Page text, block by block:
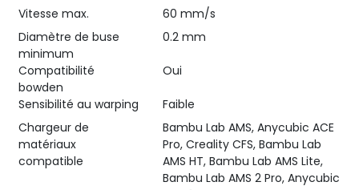
Vitesse max.
60 mm/s
Diamètre de buse
minimum
0.2 mm
Compatibilité
bowden
Oui
Sensibilité au warping
Faible
Chargeur de
matériaux
compatible
Bambu Lab AMS, Anycubic ACE
Pro, Creality CFS, Bambu Lab
AMS HT, Bambu Lab AMS Lite,
Bambu Lab AMS 2 Pro, Anycubic